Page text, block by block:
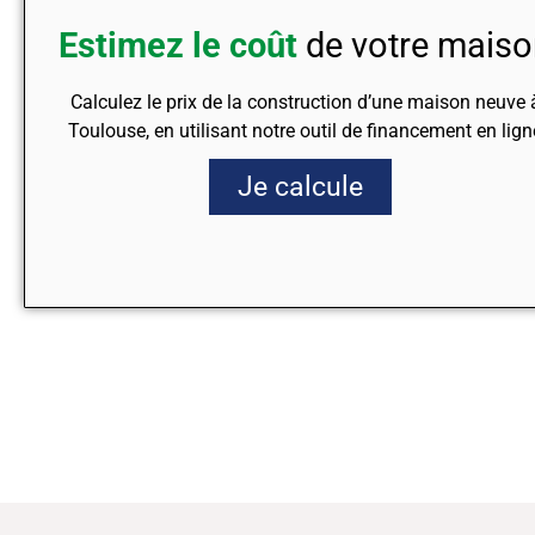
Estimez le coût de votre
Calculez le prix de la construction d’une maison neuve
Toulouse, en utilisant notre outil de financement en
Je calcule